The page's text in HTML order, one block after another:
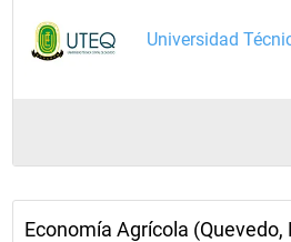
Universidad
Economía Agrícola (Quevedo,